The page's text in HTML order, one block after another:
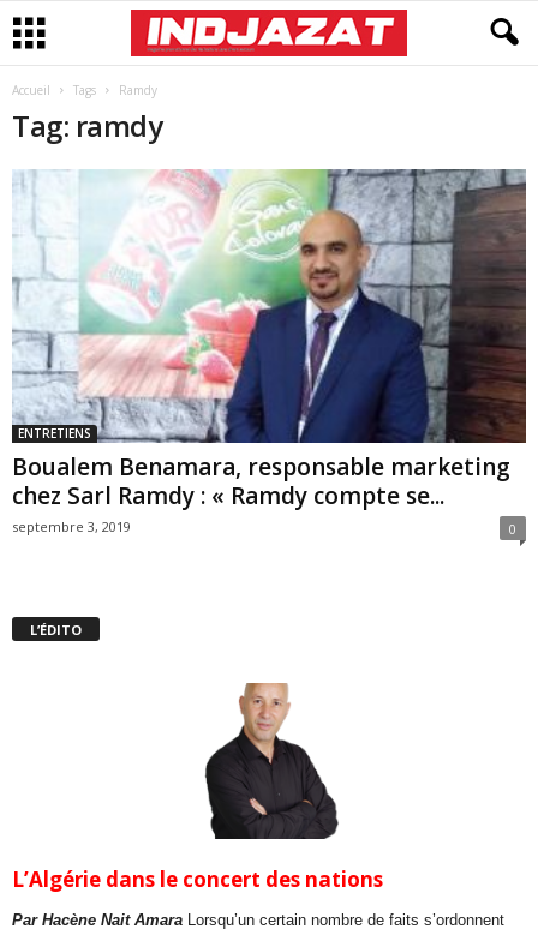
Accueil Tags Ramdy
Tag: ramdy
ENTRETIENS
Boualem Benamara, responsable marketing
chez Sarl Ramdy : « Ramdy compte se...
septembre 3, 2019 0
L’ÉDITO
L’Algérie dans le concert des nations
Par Hacène Nait Amara Lorsqu’un certain nombre de faits s’ordonnent